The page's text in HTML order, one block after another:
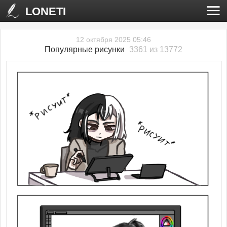
LONETI
12 октября 2025 05:46
Популярные рисунки 3361 из 13772